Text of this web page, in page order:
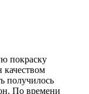
покраску
качеством
получилось
По времени